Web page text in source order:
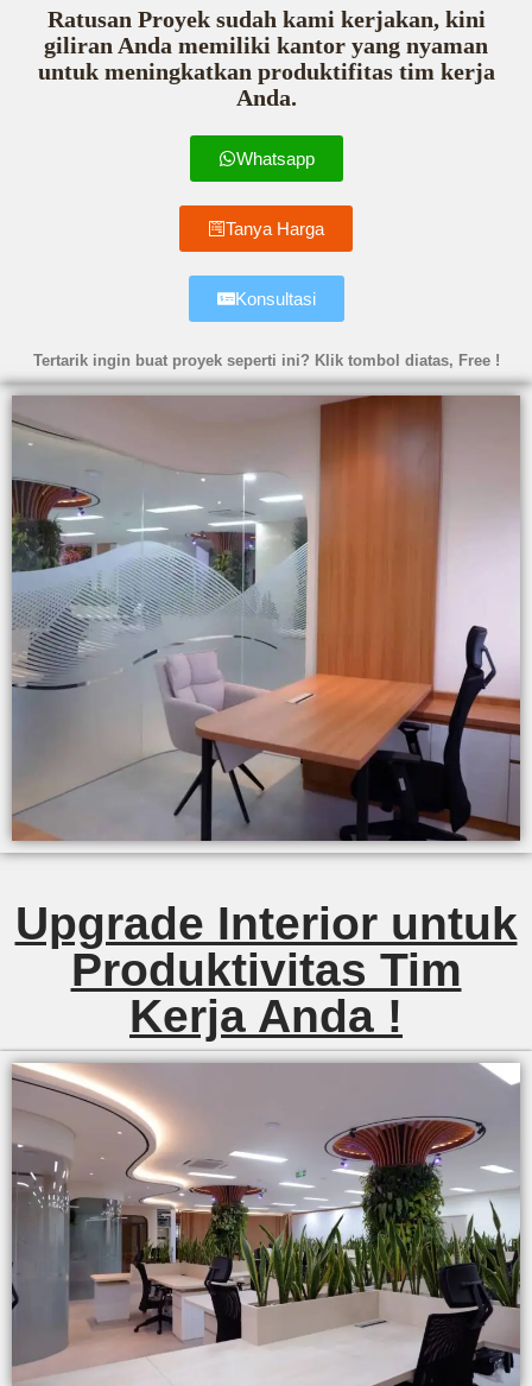
Ratusan Proyek sudah kami kerjakan, kini
giliran Anda memiliki kantor yang nyaman
untuk meningkatkan produktifitas tim kerja
Anda.
Whatsapp
Tanya Harga
Konsultasi
Tertarik ingin buat proyek seperti ini? Klik tombol diatas, Free !
Upgrade Interior untuk
Produktivitas Tim
Kerja Anda !